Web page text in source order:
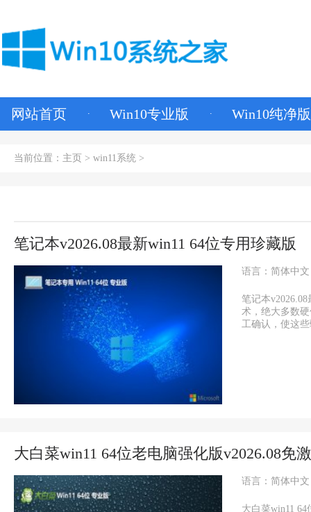
网站首页 Win10专业版 Win10纯净版
当前位置： 主页 > win11系统 >
笔记本v2026.08最新win11 64位专用珍藏版
语言：简体中文
笔记本
术，绝大多数
工确认，使这
大白菜win11 64位老电脑强化版v2026.08免
语言：简体中文
大白菜win11